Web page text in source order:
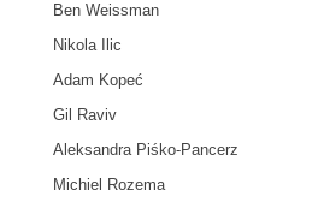
Ben Weissman
Nikola Ilic
Adam Kopeć
Gil Raviv
Aleksandra Piśko-Pancerz
Michiel Rozema